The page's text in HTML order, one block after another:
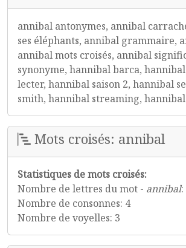
annibal antonymes, annibal
ses éléphants, annibal grammaire,
annibal mots croisés, annibal
synonyme, hannibal barca,
lecter, hannibal saison 2, hannibal
smith, hannibal streaming,
Mots croisés: annibal
Statistiques de mots croisés:
Nombre de lettres du mot - annibal:
Nombre de consonnes: 4
Nombre de voyelles: 3